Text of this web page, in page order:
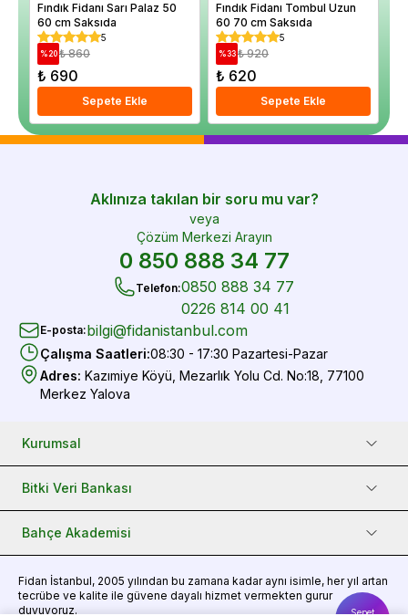
Sepet
Fındık Fidanı Sarı Palaz 50
60 cm Saksıda
5
%20 ₺ 860
₺ 690
Sepete Ekle
Fındık Fidanı Tombul Uzun
60 70 cm Saksıda
5
%33 ₺ 920
₺ 620
Sepete Ekle
Aklınıza takılan bir soru mu var?
veya
Çözüm Merkezi Arayın
0 850 888 34 77
Telefon:0850 888 34 77
0226 814 00 41
E-posta:bilgi@fidanistanbul.com
Çalışma Saatleri:08:30 - 17:30 Pazartesi-Pazar
Adres: Kazımiye Köyü, Mezarlık Yolu Cd. No:18, 77100
Merkez Yalova
Kurumsal
Bitki Veri Bankası
Bahçe Akademisi
Fidan İstanbul, 2005 yılından bu zamana kadar aynı isimle, her yıl artan
tecrübe ve kalite ile güvene dayalı hizmet vermekten gurur
duyuyoruz.